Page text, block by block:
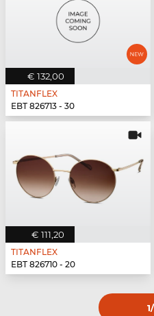
€ 132,00
TITANFLEX
EBT 826713 - 30
€ 111,20
TITANFLEX
EBT 826710 - 20
1